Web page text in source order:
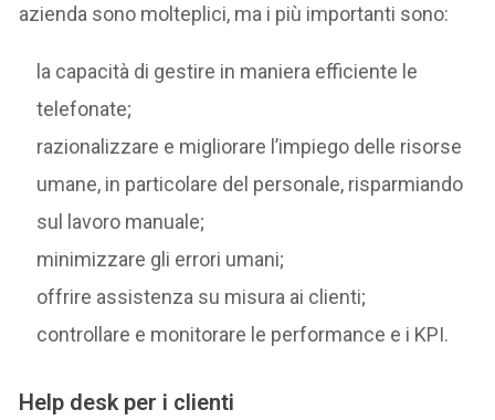
azienda sono molteplici, ma i più importanti sono:
la capacità di gestire in maniera efficiente le
telefonate;
razionalizzare e migliorare l’impiego delle risorse
umane, in particolare del personale, risparmiando
sul lavoro manuale;
minimizzare gli errori umani;
offrire assistenza su misura ai clienti;
controllare e monitorare le performance e i KPI.
Help desk per i clienti